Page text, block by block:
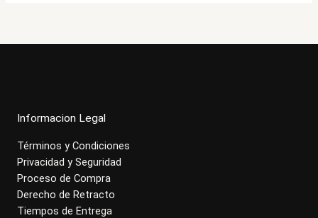
Informacion Legal
Términos y Condiciones
Privacidad y Seguridad
Proceso de Compra
Derecho de Retracto
Tiempos de Entrega